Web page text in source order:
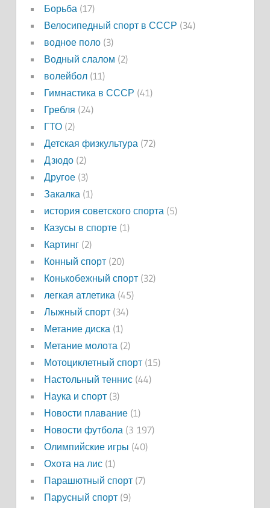
Борьба(17)
Велосипедный спорт в СССР (34)
водное поло(3)
Водный слалом (2)
волейбол(11)
Гимнастика в СССР (41)
Гребля (24)
ГТО(2)
Детская физкультура(72)
Дзюдо(2)
Другое(3)
Закалка(1)
история советского спорта(5)
Казусы в спорте(1)
Картинг(2)
Конный спорт(20)
Конькобежный спорт(32)
легкая атлетика(45)
Лыжный спорт(34)
Метание диска(1)
Метание молота(2)
Мотоциклетный спорт(15)
Настольный теннис(44)
Наука и спорт(3)
Новости плавание(1)
Новости футбола(3 197)
Олимпийские игры (40)
Охота на лис(1)
Парашютный спорт(7)
Парусный спорт(9)